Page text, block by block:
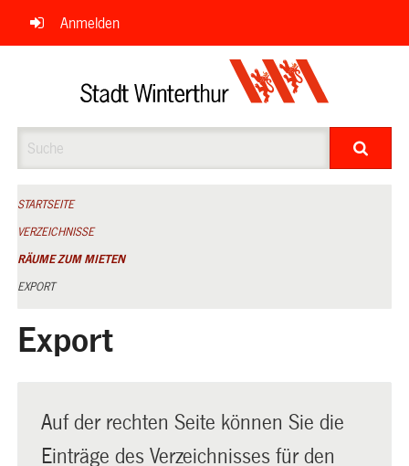
Navigation
überspringen
Anmelden
STARTSEITE
VERZEICHNISSE
RÄUME ZUM MIETEN
EXPORT
Export
Auf der rechten Seite können Sie die
Einträge des Verzeichnisses für den